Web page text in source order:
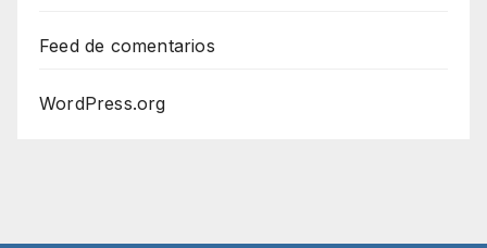
Feed de comentarios
WordPress.org